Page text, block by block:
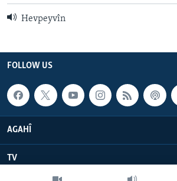
Hevpeyvîn
FOLLOW US
AGAHÎ
TV